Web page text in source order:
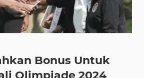
Bonus Untuk
Olimpiade 2024